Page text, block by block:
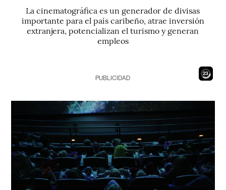
La cinematográfica es un generador de divisas
importante para el país caribeño, atrae inversión
extranjera, potencializan el turismo y generan
empleos
21
PUBLICIDAD